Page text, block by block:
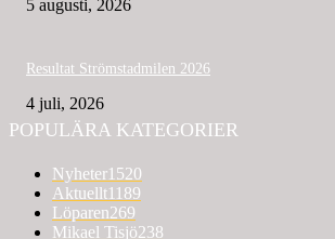
5 augusti, 2026
Resultat Strömstadmilen 2026
4 juli, 2026
POPULÄRA KATEGORIER
Nyheter1520
Aktuellt1189
Löparen269
Mikael Tisjö238